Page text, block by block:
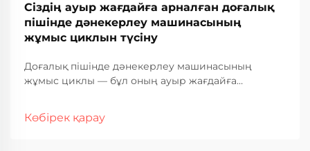
Сіздің ауыр жағдайға арналған доғалық
пішінде дәнекерлеу машинасының
жұмыс циклын түсіну
Доғалық пішінде дәнекерлеу машинасының
жұмыс циклы — бұл оның ауыр жағдайға
маңызды сипаттамалардың бірі. Бұл өлшем сіздің
Көбірек қарау